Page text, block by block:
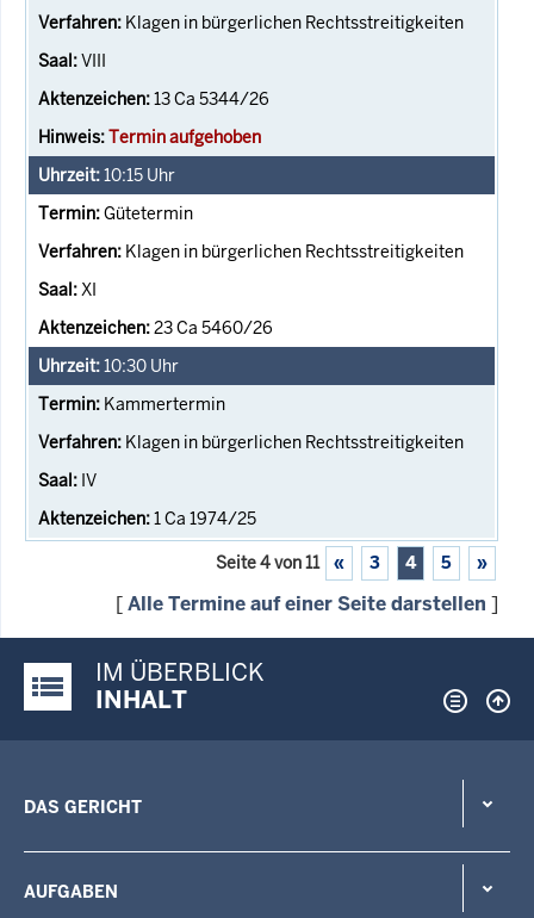
Klagen in bürgerlichen Rechtsstreitigkeiten
VIII
13 Ca 5344/26
Termin aufgehoben
10:15 Uhr
Gütetermin
Klagen in bürgerlichen Rechtsstreitigkeiten
XI
23 Ca 5460/26
10:30 Uhr
Kammertermin
Klagen in bürgerlichen Rechtsstreitigkeiten
IV
1 Ca 1974/25
Seite 4 von 11 « 3 4 5 »
[Alle Termine auf einer Seite darstellen ]
Justiz-Portal im Überblick:
IM ÜBERBLICK
INHALT
DAS GERICHT
AUFGABEN